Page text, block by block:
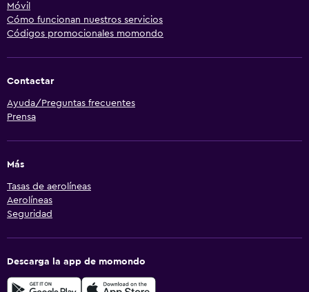
Móvil
Cómo funcionan nuestros servicios
Códigos promocionales momondo
Contactar
Ayuda/Preguntas frecuentes
Prensa
Más
Tasas de aerolíneas
Aerolíneas
Seguridad
Descarga la app de momondo